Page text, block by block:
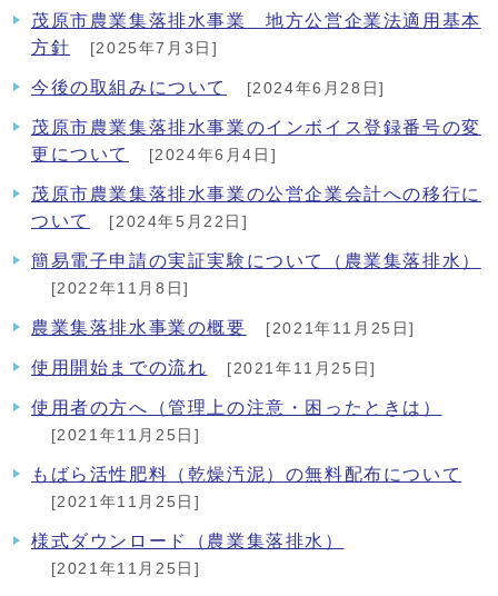
茂原市農業集落排水事業 地方公営企業法適用基本
方針
[2025年7月3日]
今後の取組みについて [2024年6月28日]
茂原市農業集落排水事業のインボイス登録番号の変
更について
[2024年6月4日]
茂原市農業集落排水事業の公営企業会計への移行に
ついて
[2024年5月22日]
簡易電子申請の実証実験について（農業集落排水）
[2022年11月8日]
農業集落排水事業の概要 [2021年11月25日]
使用開始までの流れ [2021年11月25日]
使用者の方へ（管理上の注意・困ったときは）
[2021年11月25日]
もばら活性肥料（乾燥汚泥）の無料配布について
[2021年11月25日]
様式ダウンロード（農業集落排水）
[2021年11月25日]